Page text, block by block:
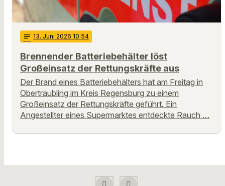
notes 13. Juni 2026 10:54
Brennender Batteriebehälter löst
Großeinsatz der Rettungskräfte aus
Der Brand eines Batteriebehälters hat am Freitag in
Obertraubling im Kreis Regensburg zu einem
Großeinsatz der Rettungskräfte geführt. Ein
Angestellter eines Supermarktes entdeckte Rauch …